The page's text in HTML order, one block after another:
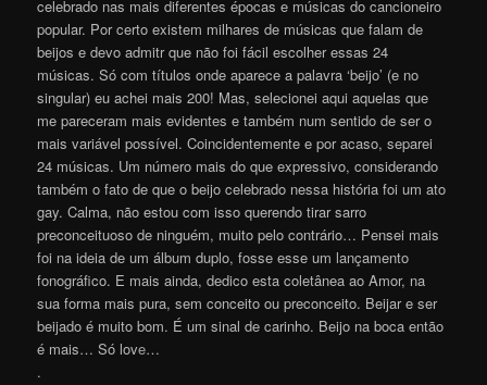
celebrado nas mais diferentes épocas e músicas do cancioneiro
popular. Por certo existem milhares de músicas que falam de
beijos e devo admitr que não foi fácil escolher essas 24
músicas. Só com títulos onde aparece a palavra ‘beijo’ (e no
singular) eu achei mais 200! Mas, selecionei aqui aquelas que
me pareceram mais evidentes e também num sentido de ser o
mais variável possível. Coincidentemente e por acaso, separei
24 músicas. Um número mais do que expressivo, considerando
também o fato de que o beijo celebrado nessa história foi um ato
gay. Calma, não estou com isso querendo tirar sarro
preconceituoso de ninguém, muito pelo contrário… Pensei mais
foi na ideia de um álbum duplo, fosse esse um lançamento
fonográfico. E mais ainda, dedico esta coletânea ao Amor, na
sua forma mais pura, sem conceito ou preconceito. Beijar e ser
beijado é muito bom. É um sinal de carinho. Beijo na boca então
é mais… Só love…
.